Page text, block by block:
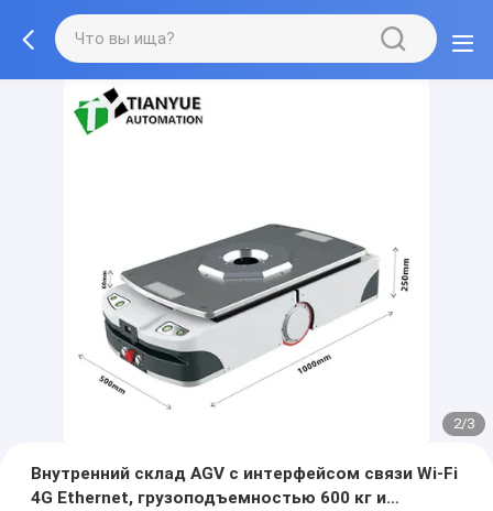
2/3
Внутренний склад AGV с интерфейсом связи Wi-Fi
4G Ethernet, грузоподъемностью 600 кг и